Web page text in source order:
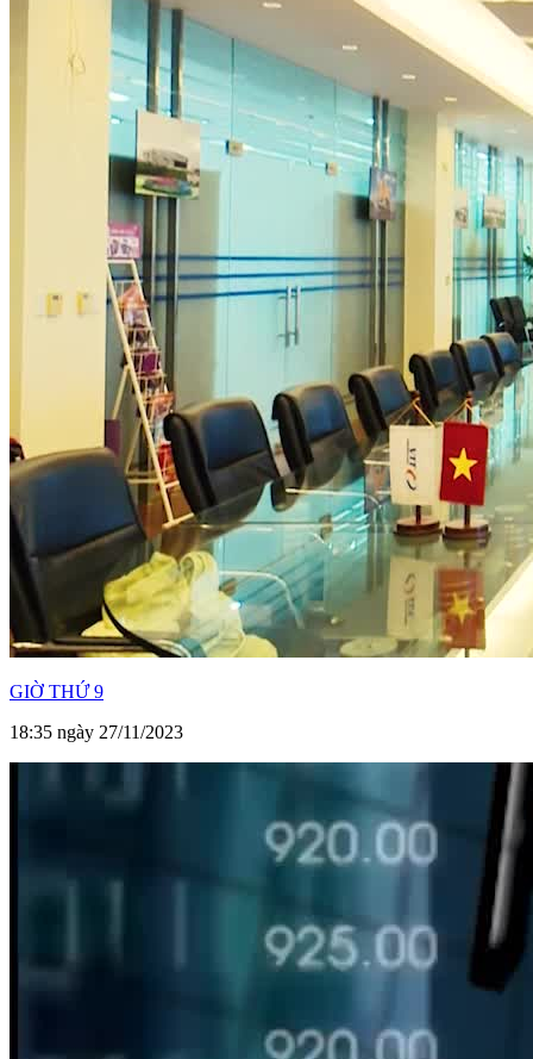
GIỜ THỨ 9
18:35 ngày 27/11/2023